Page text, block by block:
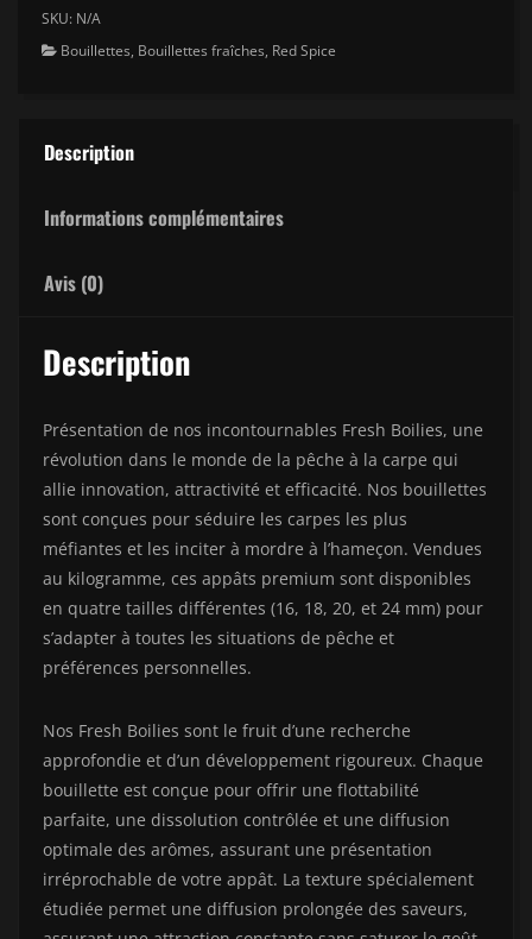
Red
Spice
SKU: N/A
Bouillettes, Bouillettes fraîches, Red Spice
Description
Informations complémentaires
Avis (0)
Description
Présentation de nos incontournables Fresh Boilies, une
révolution dans le monde de la pêche à la carpe qui
allie innovation, attractivité et efficacité. Nos bouillettes
sont conçues pour séduire les carpes les plus
méfiantes et les inciter à mordre à l’hameçon. Vendues
au kilogramme, ces appâts premium sont disponibles
en quatre tailles différentes (16, 18, 20, et 24 mm) pour
s’adapter à toutes les situations de pêche et
préférences personnelles.
Nos Fresh Boilies sont le fruit d’une recherche
approfondie et d’un développement rigoureux. Chaque
bouillette est conçue pour offrir une flottabilité
parfaite, une dissolution contrôlée et une diffusion
optimale des arômes, assurant une présentation
irréprochable de votre appât. La texture spécialement
étudiée permet une diffusion prolongée des saveurs,